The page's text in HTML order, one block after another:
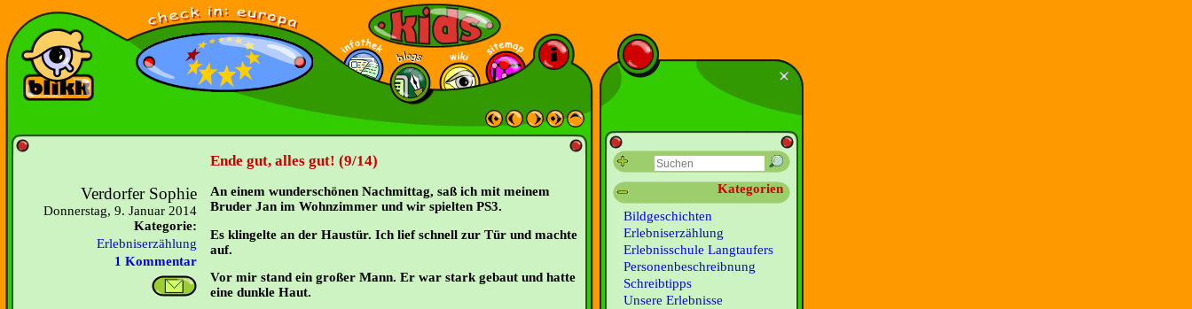
Ende gut, alles gut! (9/14)
Verdorfer Sophie
Donnerstag, 9. Januar 2014
Kategorie:
Erlebniserzählung
1 Kommentar
An einem wunderschönen Nachmittag, saß ich mit meinem
Bruder Jan im Wohnzimmer und wir spielten PS3.
Es klingelte an der Haustür. Ich lief schnell zur Tür und machte
auf.
Vor mir stand ein großer Mann. Er war stark gebaut und hatte
eine dunkle Haut.
Kategorien
Bildgeschichten
Erlebniserzählung
Erlebnisschule Langtaufers
Personenbeschreibnung
Schreibtipps
Unsere Erlebnisse